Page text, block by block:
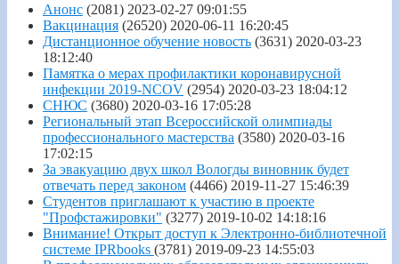
Анонс (2081) 2023-02-27 09:01:55
Вакцинация (26520) 2020-06-11 16:20:45
Дистанционное обучение новость (3631) 2020-03-23
18:12:40
Памятка о мерах профилактики коронавирусной
инфекции 2019-NCOV (2954) 2020-03-23 18:04:12
СНЮС (3680) 2020-03-16 17:05:28
Региональный этап Всероссийской олимпиады
профессионального мастерства (3580) 2020-03-16
17:02:15
За эвакуацию двух школ Вологды виновник будет
отвечать перед законом (4466) 2019-11-27 15:46:39
Студентов приглашают к участию в проекте
"Профстажировки" (3277) 2019-10-02 14:18:16
Внимание! Открыт доступ к Электронно-библиотечной
системе IPRbooks (3781) 2019-09-23 14:55:03